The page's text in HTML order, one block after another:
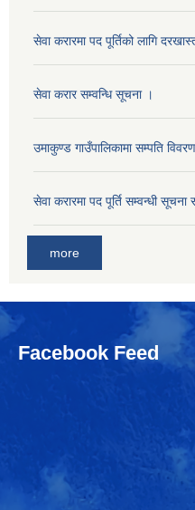
सेवा करारमा पद पूर्तिको लागि
सेवा करार सम्वन्धि सूचना ।
उमाकुण्ड गाउँपालिकामा सम्पति
सेवा करारमा पद पूर्ति सम्वन्धी
more
Facebook Feed